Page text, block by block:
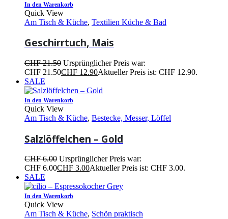
In den Warenkorb
Quick View
Am Tisch & Küche, Textilien Küche & Bad
Geschirrtuch, Mais
CHF21.50 Ursprünglicher Preis war:
CHF 21.50CHF 12.90Aktueller Preis ist: CHF 12.90.
SALE
In den Warenkorb
Quick View
Am Tisch & Küche, Bestecke, Messer, Löffel
Salzlöffelchen – Gold
CHF6.00 Ursprünglicher Preis war:
CHF 6.00CHF 3.00Aktueller Preis ist: CHF 3.00.
SALE
In den Warenkorb
Quick View
Am Tisch & Küche, Schön praktisch